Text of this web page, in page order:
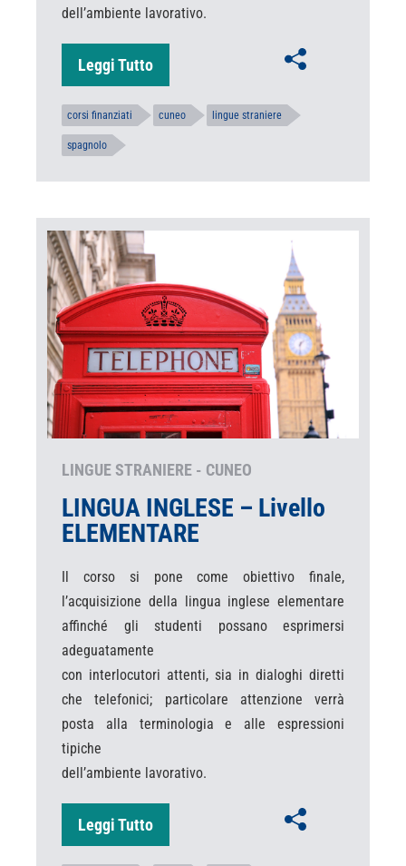
dell’ambiente lavorativo.
Leggi Tutto
corsi finanziati cuneo lingue straniere
spagnolo
LINGUE STRANIERE - CUNEO
LINGUA INGLESE – Livello
ELEMENTARE
Il corso si pone come obiettivo finale,
l’acquisizione della lingua inglese elementare
affinché gli studenti possano esprimersi
adeguatamente
con interlocutori attenti, sia in dialoghi diretti
che telefonici; particolare attenzione verrà
posta alla terminologia e alle espressioni
tipiche
dell’ambiente lavorativo.
Leggi Tutto